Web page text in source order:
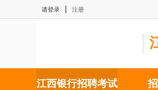
请登录 注册
江西银行招聘考试